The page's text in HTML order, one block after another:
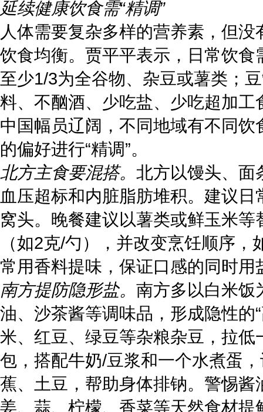
延续健康饮食需“精调”
人体需要复杂多样的营养素，但
饮食均衡。贾平平表示，日常饮
至少1/3为全谷物、杂豆或薯类；
料、不酗酒、少吃盐、少吃超加工
中国幅员辽阔，不同地域有不同
的偏好进行“精调”。
北方主食要混搭。 北方以馒头、面
血压超标和内脏脂肪堆积。建议
窝头。晚餐建议以薯类或鲜玉米
（如2克/勺），并改变烹饪顺序
常用香料提味，保证口感的同时用
南方提防隐形盐。 南方多以白米饭
油、沙茶酱等调味品，形成隐性的
米、红豆、绿豆等杂粮杂豆，拉
包，搭配牛奶/豆浆和一个水煮蛋
蕉、土豆，帮助身体排钠。警惕
姜、蒜、柠檬、香菜等天然食材